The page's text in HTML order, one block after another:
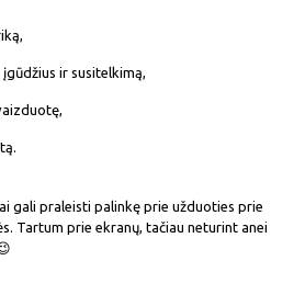
ir susitelkimą,
gali praleisti palinkę prie užduoties prie
Tartum prie ekranų, tačiau neturint anei